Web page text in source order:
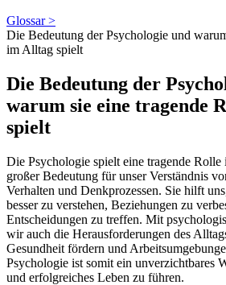
Glossar >
Die Bedeutung der Psychologie und
im Alltag spielt
Die Bedeutung der
warum sie eine tragende
spielt
Die Psychologie spielt eine tragende
großer Bedeutung für unser Verständnis
Verhalten und Denkprozessen. Sie hilft
besser zu verstehen, Beziehungen zu
Entscheidungen zu treffen. Mit
wir auch die Herausforderungen des
Gesundheit fördern und
Psychologie ist somit ein unverzichtbares
und erfolgreiches Leben zu führen.